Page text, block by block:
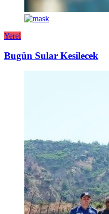
Yerel
Bugün Sular Kesilecek